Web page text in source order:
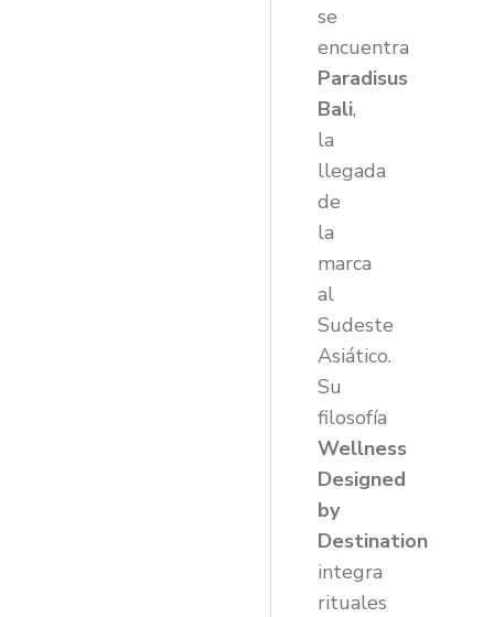
se
encuentra
Paradisus
Bali,
la
llegada
de
la
marca
al
Sudeste
Asiático.
Su
filosofía
Wellness
Designed
by
Destination
integra
rituales